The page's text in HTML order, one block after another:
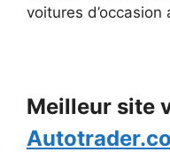
voitures d’occasion
Meilleur site